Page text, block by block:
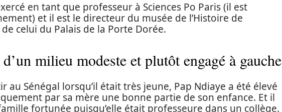
en tant que professeur à Sciences Po Paris (il est
et il est le directeur du musée de l’Histoire de
celui du Palais de la Porte Dorée.
milieu modeste et plutôt engagé à gauche
au Sénégal lorsqu’il était très jeune, Pap Ndiaye a été élevé
par sa mère une bonne partie de son enfance. Et il
famille fortunée puisqu’elle était professeure dans un collège.